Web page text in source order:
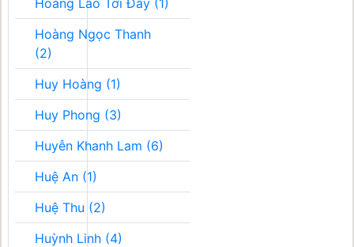
Hoàng Lão Tới Đây (1)
Hoàng Ngọc Thanh
(2)
Huy Hoàng (1)
Huy Phong (3)
Huyễn Khanh Lam (6)
Huệ An (1)
Huệ Thu (2)
Huỳnh Linh (4)